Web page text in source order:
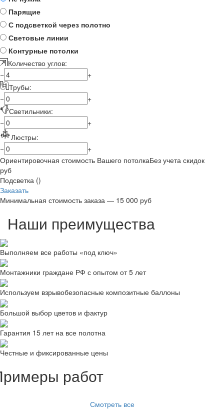
Парящие
С подсветкой через полотно
Световые линии
Контурные потолки
Количество углов:
−
+
Трубы:
−
+
Светильники:
−
+
Люстры:
−
+
Ориентировочная стоимость Вашего потолкаБез учета скидок
руб
Подсветка ()
Заказать
Минимальная стоимость заказа — 15 000 руб
Наши преимущества
Выполняем все работы «под ключ»
Монтажники граждане РФ с опытом от 5 лет
Используем взрывобезопасные композитные баллоны
Большой выбор цветов и фактур
Гарантия 15 лет на все полотна
Честные и фиксированные цены
работ
Смотреть все